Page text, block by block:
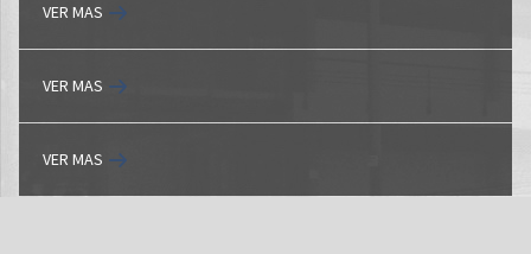
VER MAS
VER MAS
VER MAS